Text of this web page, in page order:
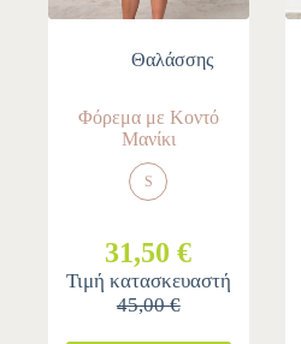
Θαλάσσης
Φόρεμα με Κοντό
Μανίκι
S
31,50 €
Τιμή κατασκευαστή
45,00 €